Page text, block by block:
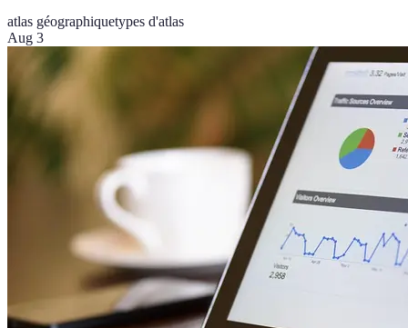
atlas géographiquetypes d'atlas
Aug 3